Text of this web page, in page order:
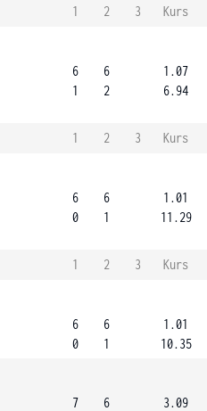
1 2 3
Kurs
6
1
6
2
1.07
6.94
1 2 3
Kurs
6
0
6
1
1.01
11.29
1 2 3
Kurs
6
0
6
1
1.01
10.35
7
6
3.09